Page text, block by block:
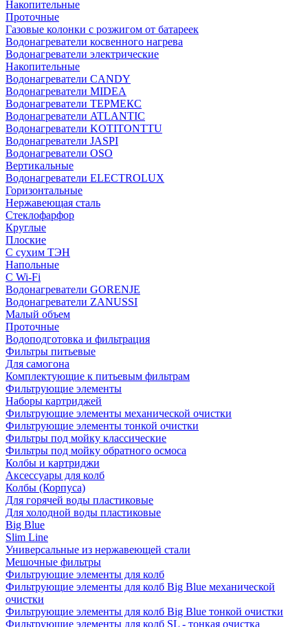
Накопительные
Проточные
Газовые колонки с розжигом от батареек
Водонагреватели косвенного нагрева
Водонагреватели электрические
Накопительные
Водонагреватели CANDY
Водонагреватели MIDEA
Водонагреватели ТЕРМЕКС
Водонагреватели ATLANTIC
Водонагреватели KOTITONTTU
Водонагреватели JASPI
Водонагреватели OSO
Вертикальные
Водонагреватели ELECTROLUX
Горизонтальные
Нержавеющая сталь
Стеклофарфор
Круглые
Плоские
С сухим ТЭН
Напольные
С Wi-Fi
Водонагреватели GORENJE
Водонагреватели ZANUSSI
Малый объем
Проточные
Водоподготовка и фильтрация
Фильтры питьевые
Для самогона
Комплектующие к питьевым фильтрам
Фильтрующие элементы
Наборы картриджей
Фильтрующие элементы механической очистки
Фильтрующие элементы тонкой очистки
Фильтры под мойку классические
Фильтры под мойку обратного осмоса
Колбы и картриджи
Аксессуары для колб
Колбы (Корпуса)
Для горячей воды пластиковые
Для холодной воды пластиковые
Big Blue
Slim Line
Универсальные из нержавеющей стали
Мешочные фильтры
Фильтрующие элементы для колб
Фильтрующие элементы для колб Big Blue механической
очистки
Фильтрующие элементы для колб Big Blue тонкой очистки
Фильтрующие элементы для колб SL - тонкая очистка